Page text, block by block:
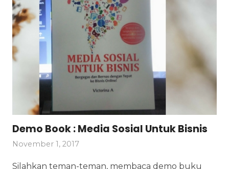
Demo Book : Media Sosial Untuk Bisnis
November 1, 2017
Silahkan teman-teman, membaca demo buku